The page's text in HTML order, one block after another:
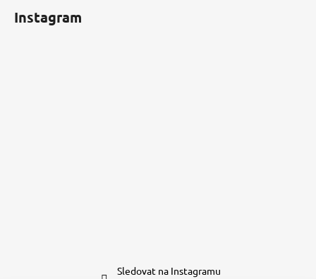
Instagram
Sledovat na Instagramu